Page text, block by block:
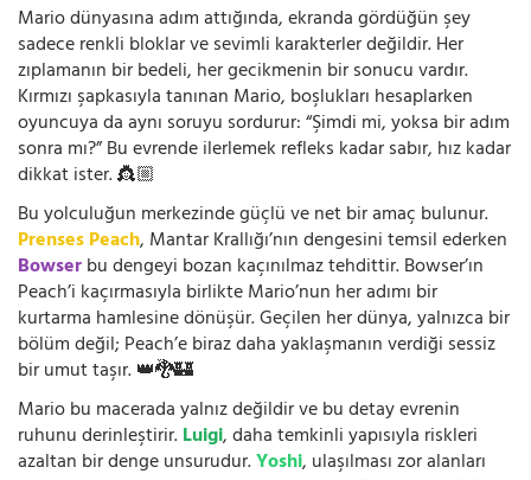
Mario dünyasına adım attığında, ekranda gördüğün şey
sadece renkli bloklar ve sevimli karakterler değildir. Her
zıplamanın bir bedeli, her gecikmenin bir sonucu vardır.
Kırmızı şapkasıyla tanınan Mario, boşlukları hesaplarken
oyuncuya da aynı soruyu sordurur: “Şimdi mi, yoksa bir adım
sonra mı?” Bu evrende ilerlemek refleks kadar sabır, hız kadar
dikkat ister. 👸🏼
Bu yolculuğun merkezinde güçlü ve net bir amaç bulunur.
Prenses Peach, Mantar Krallığı’nın dengesini temsil ederken
Bowserbu dengeyi bozan kaçınılmaz tehdittir. Bowser’ın
Peach’i kaçırmasıyla birlikte Mario’nun her adımı bir
kurtarma hamlesine dönüşür. Geçilen her dünya, yalnızca bir
bölüm değil; Peach’e biraz daha yaklaşmanın verdiği sessiz
bir umut taşır. 👑🐉🏰
Mario bu macerada yalnız değildir ve bu detay evrenin
ruhunu derinleştirir.Luigi, daha temkinli yapısıyla riskleri
azaltan bir denge unsurudur.Yoshi, ulaşılması zor alanları